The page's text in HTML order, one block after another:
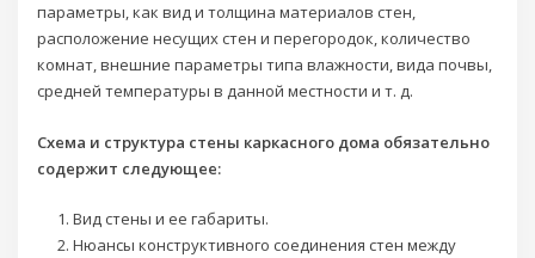
параметры, как вид и толщина материалов стен,
расположение несущих стен и перегородок, количество
комнат, внешние параметры типа влажности, вида почвы,
средней температуры в данной местности и т. д.
Схема и структура стены каркасного дома обязательно
содержит следующее:
Вид стены и ее габариты.
Нюансы конструктивного соединения стен между